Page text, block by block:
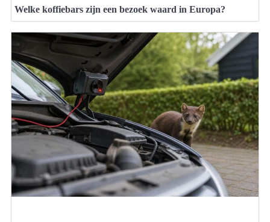
Welke koffiebars zijn een bezoek waard in Europa?